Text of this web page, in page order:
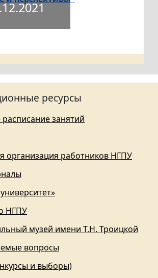
ресурсы
занятий
организация работников НГПУ
НГПУ
музей имени Т.Н. Троицкой
вопросы
и выборы)